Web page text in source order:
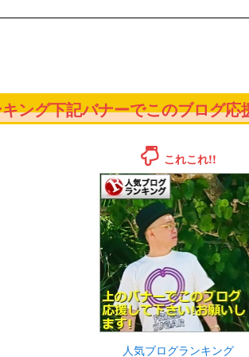
ング下記バナーでこのブログ
これこれ!!
人気ブログランキング